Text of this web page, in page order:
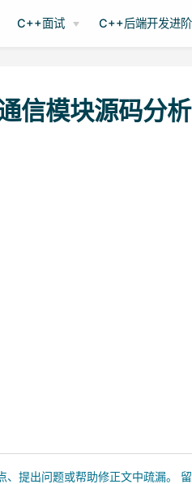
C++面试 C++后端开发进阶
信模块源码分析
提出问题或帮助修正文中疏漏。